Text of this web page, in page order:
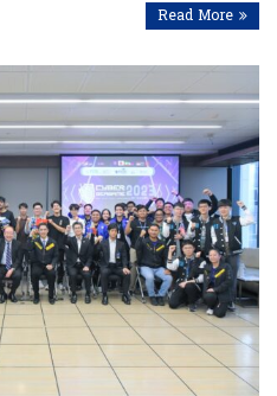
Read More